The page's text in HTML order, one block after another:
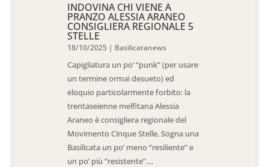
INDOVINA CHI VIENE A
PRANZO ALESSIA ARANEO
CONSIGLIERA REGIONALE 5
STELLE
18/10/2025 | Basilicatanews
Capigliatura un po’ “punk” (per usare
un termine ormai desueto) ed
eloquio particolarmente forbito: la
trentaseienne melfitana Alessia
Araneo è consigliera regionale del
Movimento Cinque Stelle. Sogna una
Basilicata un po’ meno “resiliente” e
un po’ più “resistente”....